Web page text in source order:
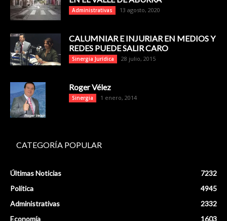
Administrativas 13 agosto, 2020
CALUMNIAR E INJURIAR EN MEDIOS Y
REDES PUEDE SALIR CARO
Sinergia Jurídica 28 julio, 2015
Roger Vélez
Sinergia 1 enero, 2014
CATEGORÍA POPULAR
Últimas Noticias
7232
Política
4945
Administrativas
2332
Economía
1603